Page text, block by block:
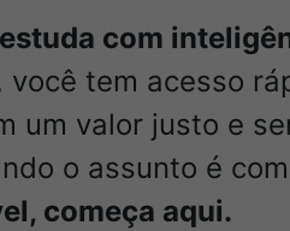
com
você tem acesso
um valor justo e
o assunto é
começa aqui.